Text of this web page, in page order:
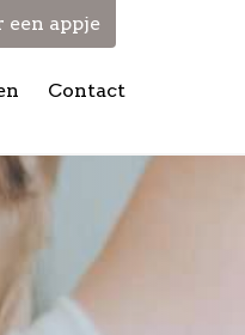
Contact
een appje